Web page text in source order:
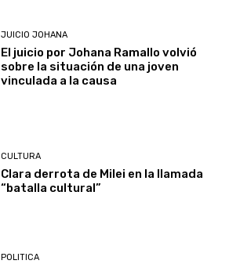
JUICIO JOHANA
El juicio por Johana Ramallo volvió
sobre la situación de una joven
vinculada a la causa
CULTURA
Clara derrota de Milei en la llamada
“batalla cultural”
POLITICA